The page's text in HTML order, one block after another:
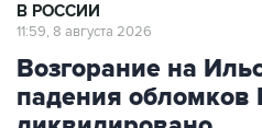
В РОССИИ
11:59, 8 августа 2026
Возгорание на
падения